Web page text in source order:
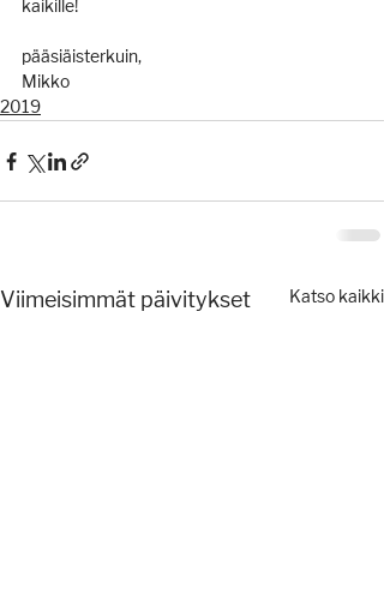
kaikille!
pääsiäisterkuin,
Mikko
2019
Viimeisimmät päivitykset Katso kaikki